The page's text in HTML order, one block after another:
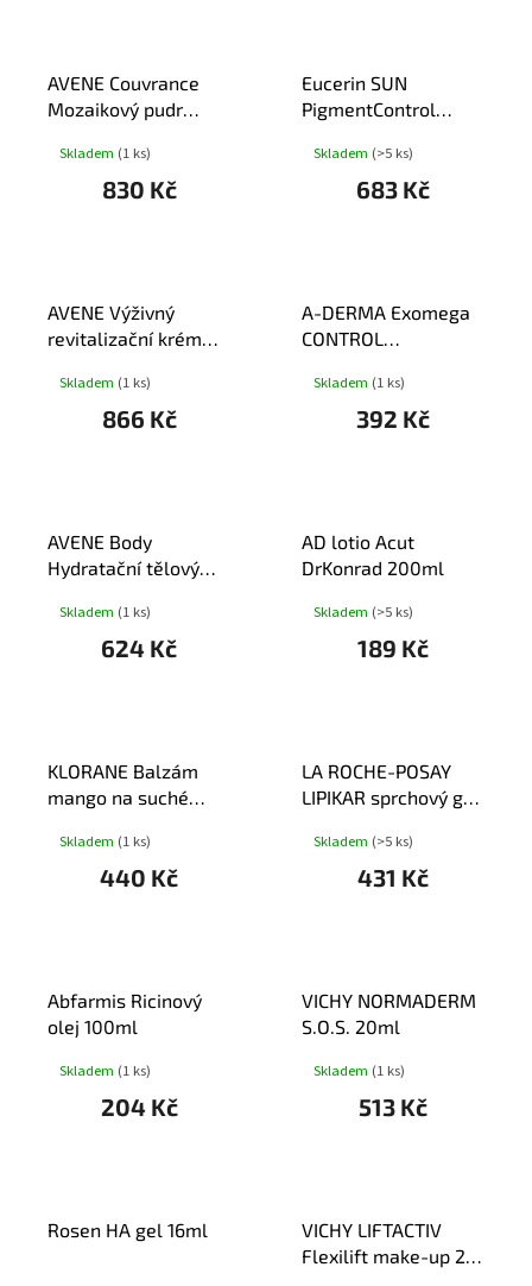
AVENE Couvrance
Mozaikový pudr
Skladem (1 ks)
830 Kč
Eucerin SUN
PigmentControl
50ml
Skladem (>5 ks)
683 Kč
AVENE Výživný
revitalizační krém
Skladem (1 ks)
866 Kč
A-DERMA Exomega
CONTROL
200ml
Skladem (1 ks)
392 Kč
AVENE Body
Hydratační tělový
Skladem (1 ks)
624 Kč
AD lotio Acut
DrKonrad 200ml
Skladem (>5 ks)
189 Kč
KLORANE Balzám
mango na suché
Skladem (1 ks)
440 Kč
LA ROCHE-POSAY
LIPIKAR sprchový gel
Skladem (>5 ks)
431 Kč
Abfarmis Ricinový
olej 100ml
Skladem (1 ks)
204 Kč
VICHY NORMADERM
S.O.S. 20ml
Skladem (1 ks)
513 Kč
Rosen HA gel 16ml
VICHY LIFTACTIV
Flexilift make-up 25